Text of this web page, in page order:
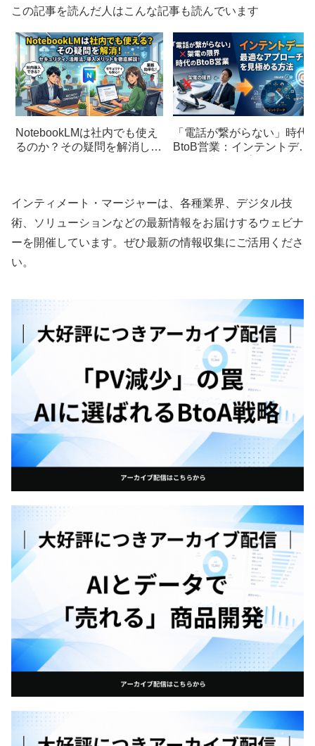
この記事を読んだ人はこんな記事も読んでいます
NotebookLMは社内でも使え
るのか？その疑問を解消しま
「電話が繋がらない」時代
BtoB営業：インテントデー
インティメート・マージャーは、各種業界、デジタル技
術、ソリューションなどの最新情報をお届けするウェビナ
ーを開催しています。ぜひ最新の情報収集にご活用くださ
い。